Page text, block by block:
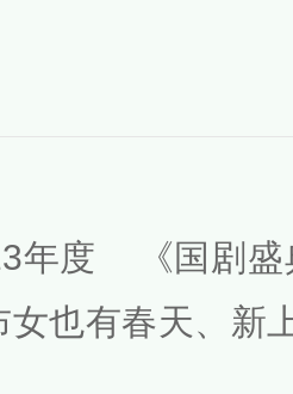
年度 《国剧
女也有春天、